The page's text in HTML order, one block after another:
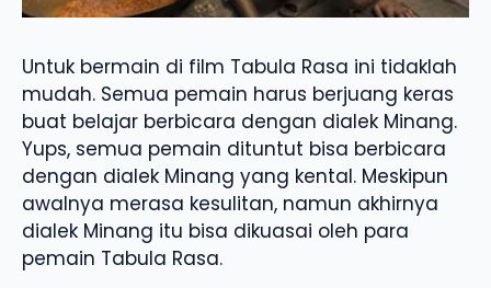
Untuk bermain di film Tabula Rasa ini tidaklah
mudah. Semua pemain harus berjuang keras
buat belajar berbicara dengan dialek Minang.
Yups, semua pemain dituntut bisa berbicara
dengan dialek Minang yang kental. Meskipun
awalnya merasa kesulitan, namun akhirnya
dialek Minang itu bisa dikuasai oleh para
pemain Tabula Rasa.